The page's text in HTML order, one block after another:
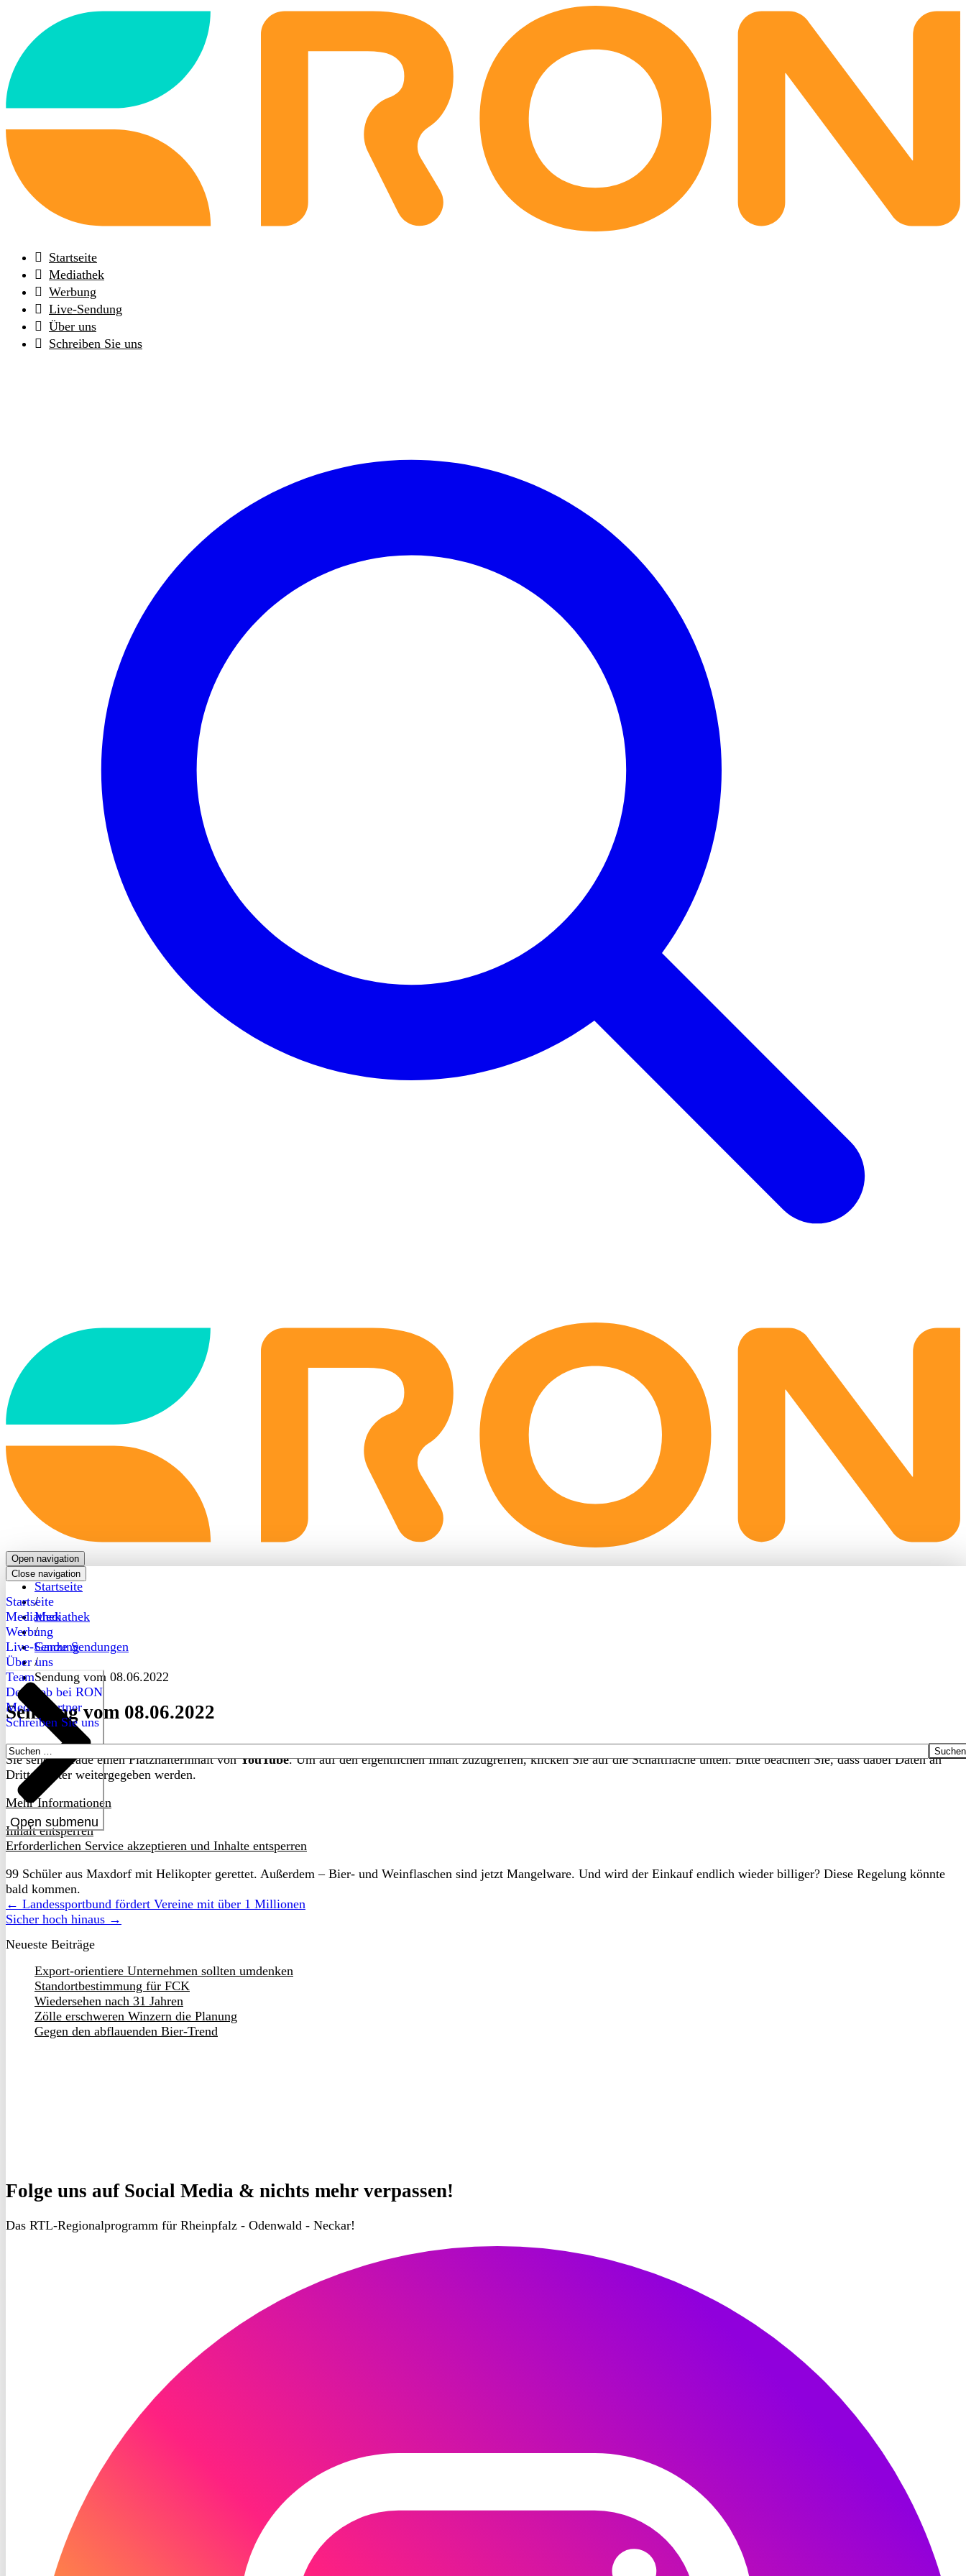
frontpage
Startseite
Mediathek
Werbung
Live-Sendung
Über uns
Schreiben Sie uns
frontpage
Open navigation
Close navigation
Startseite
Mediathek
Werbung
Live-Sendung
Über uns
Open submenu
Team
Dein Job bei RON
Medienpartner
Schreiben Sie uns
Suchen
nach:
Startseite
/
Mediathek
/
Ganze Sendungen
/
Sendung vom 08.06.2022
Sendung vom 08.06.2022
Sie sehen gerade einen Platzhalterinhalt vonYouTube. Um auf den eigentlichen Inhalt zuzugreifen, klicken Sie auf die Schaltfläche unten. Bitte beachten Sie, dass dabei Daten an
Drittanbieter weitergegeben werden.
Mehr Informationen
Inhalt entsperren
Erforderlichen Service akzeptieren und Inhalte entsperren
99 Schüler aus Maxdorf mit Helikopter gerettet. Außerdem – Bier- und Weinflaschen sind jetzt Mangelware. Und wird der Einkauf endlich wieder billiger? Diese Regelung könnte
bald kommen.
← Landessportbund fördert Vereine mit über 1 Millionen
Sicher hoch hinaus →
Neueste Beiträge
Export-orientiere Unternehmen sollten umdenken
Standortbestimmung für FCK
Wiedersehen nach 31 Jahren
Zölle erschweren Winzern die Planung
Gegen den abflauenden Bier-Trend
Folge uns auf Social Media & nichts mehr verpassen!
Das RTL-Regionalprogramm für Rheinpfalz - Odenwald - Neckar!